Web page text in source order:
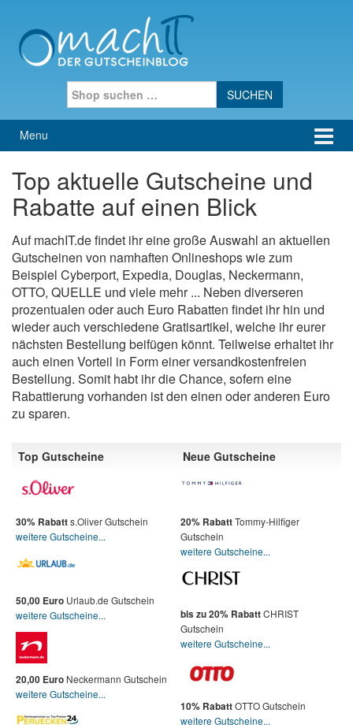
Menu
Top aktuelle Gutscheine und
Rabatte auf einen Blick
Auf machIT.de findet ihr eine große Auswahl an aktuellen
Gutscheinen von namhaften Onlineshops wie zum
Beispiel Cyberport, Expedia, Douglas, Neckermann,
OTTO, QUELLE und viele mehr ... Neben diverseren
prozentualen oder auch Euro Rabatten findet ihr hin und
wieder auch verschiedene Gratisartikel, welche ihr eurer
nächsten Bestellung beifügen könnt. Teilweise erhaltet ihr
auch einen Vorteil in Form einer versandkostenfreien
Bestellung. Somit habt ihr die Chance, sofern eine
Rabattierung vorhanden ist den einen oder anderen Euro
zu sparen.
Top Gutscheine
30% Rabatts.Oliver Gutschein
weitere Gutscheine...
50,00 Euro Urlaub.de Gutschein
weitere Gutscheine...
20,00 Euro Neckermann Gutschein
weitere Gutscheine...
Neue Gutscheine
20% RabattTommy-Hilfiger
Gutschein
weitere Gutscheine...
bis zu 20% RabattCHRIST
Gutschein
weitere Gutscheine...
10% RabattOTTO Gutschein
weitere Gutscheine...